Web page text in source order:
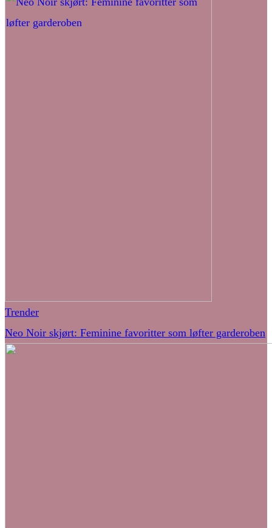
Trender
Neo Noir skjørt: Feminine favoritter som løfter garderoben